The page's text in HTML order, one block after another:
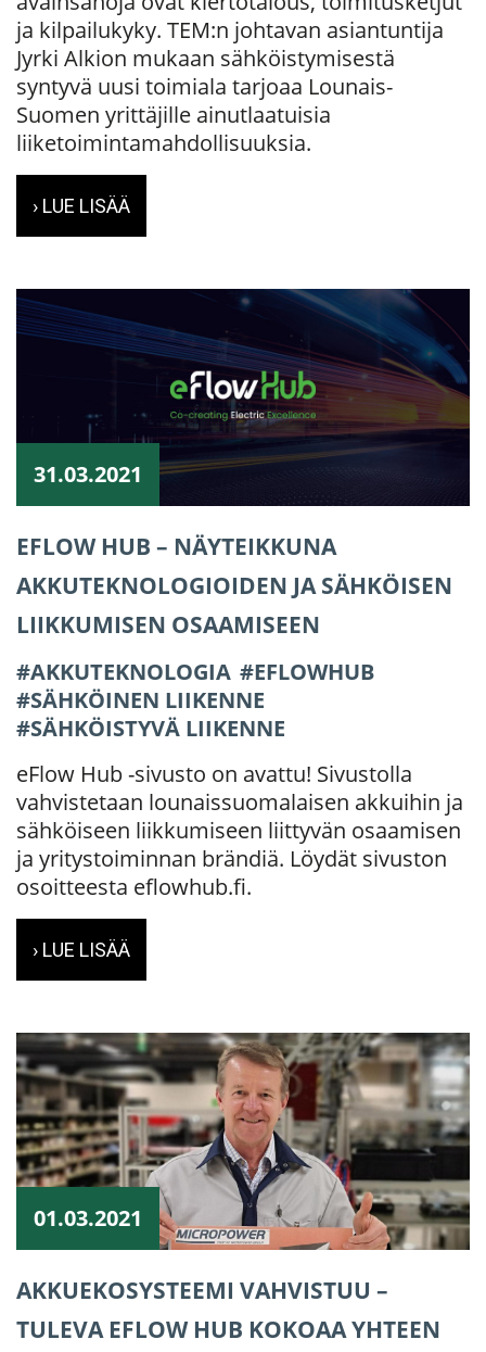
ja kilpailukyky. TEM:n johtavan asiantuntija
Jyrki Alkion mukaan sähköistymisestä
syntyvä uusi toimiala tarjoaa Lounais-
Suomen yrittäjille ainutlaatuisia
liiketoimintamahdollisuuksia.
› LUE LISÄÄ
31.03.2021
EFLOW HUB – NÄYTEIKKUNA
AKKUTEKNOLOGIOIDEN JA SÄHKÖISEN
LIIKKUMISEN OSAAMISEEN
AKKUTEKNOLOGIA
EFLOWHUB
SÄHKÖINEN LIIKENNE
SÄHKÖISTYVÄ LIIKENNE
eFlow Hub -sivusto on avattu! Sivustolla
vahvistetaan lounaissuomalaisen akkuihin ja
sähköiseen liikkumiseen liittyvän osaamisen
ja yritystoiminnan brändiä. Löydät sivuston
osoitteesta eflowhub.fi.
› LUE LISÄÄ
01.03.2021
AKKUEKOSYSTEEMI VAHVISTUU –
TULEVA EFLOW HUB KOKOAA YHTEEN